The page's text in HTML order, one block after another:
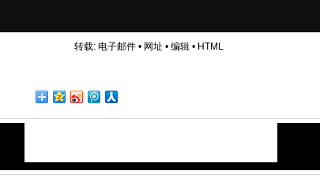
转载: 电子邮件• 网址 • 编辑• HTML